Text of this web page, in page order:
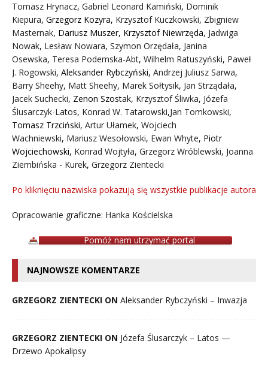
Tomasz Hrynacz, Gabriel Leonard Kamiński, Dominik
Kiepura, Grzegorz Kozyra, Krzysztof Kuczkowski, Zbigniew
Masternak, Dariusz Muszer, Krzysztof Niewrzęda, Jadwiga
Nowak, Lesław Nowara, Szymon Orzędała, Janina
Osewska, Teresa Podemska-Abt, Wilhelm Ratuszyński, Paweł
J. Rogowski, Aleksander Rybczyński, Andrzej Juliusz Sarwa,
Barry Sheehy, Matt Sheehy, Marek Sołtysik, Jan Strządała,
Jacek Suchecki, Zenon Szostak, Krzysztof Śliwka, Józefa
Ślusarczyk-Latos, Konrad W. Tatarowski,Jan Tomkowski,
Tomasz Trzciński, Artur Ułamek, Wojciech
Wachniewski, Mariusz Wesołowski, Ewan Whyte, Piotr
Wojciechowski, Konrad Wojtyła, Grzegorz Wróblewski, Joanna
Ziembińska - Kurek, Grzegorz Zientecki
Po kliknięciu nazwiska pokazują się wszystkie publikacje autora
Opracowanie graficzne: Hanka Kościelska
Pomóż nam utrzymać portal
NAJNOWSZE KOMENTARZE
GRZEGORZ ZIENTECKI ON Aleksander Rybczyński – Inwazja
GRZEGORZ ZIENTECKI ON Józefa Ślusarczyk – Latos —
Drzewo Apokalipsy